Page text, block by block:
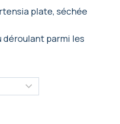
plate, séchée
déroulant parmi les